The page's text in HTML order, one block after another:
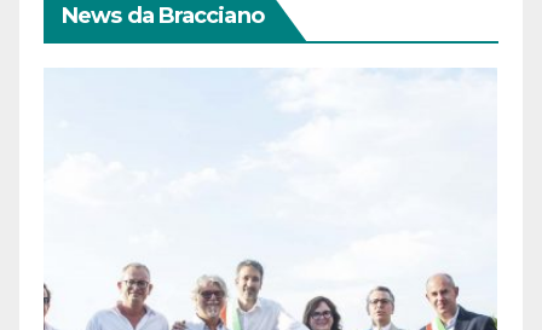
News da Bracciano